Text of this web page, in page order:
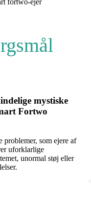
fortwo-ejer
mystiske
Fortwo
problemer, som ejere af
uforklarlige
unormal støj eller